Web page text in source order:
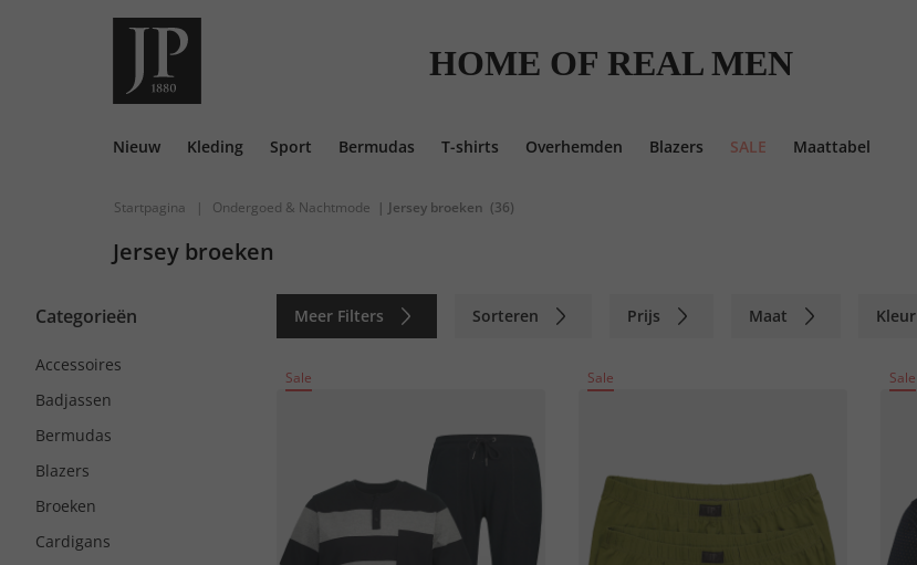
HOME OF REAL MEN
Nieuw Kleding Sport Bermudas T-shirts Overhemden Blazers SALE Maattabel
Startpagina | Ondergoed & Nachtmode | Jersey broeken (36)
Jersey broeken
Categorieën Meer Filters Sorteren Prijs Maat Kleur
Accessoires
Badjassen
Bermudas
Blazers
Broeken
Cardigans
Sale Sale Sale